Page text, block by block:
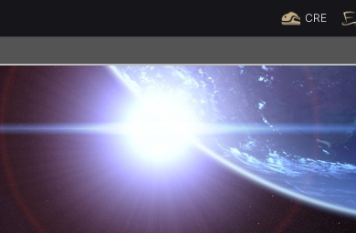
Spende jetzt!
CRE